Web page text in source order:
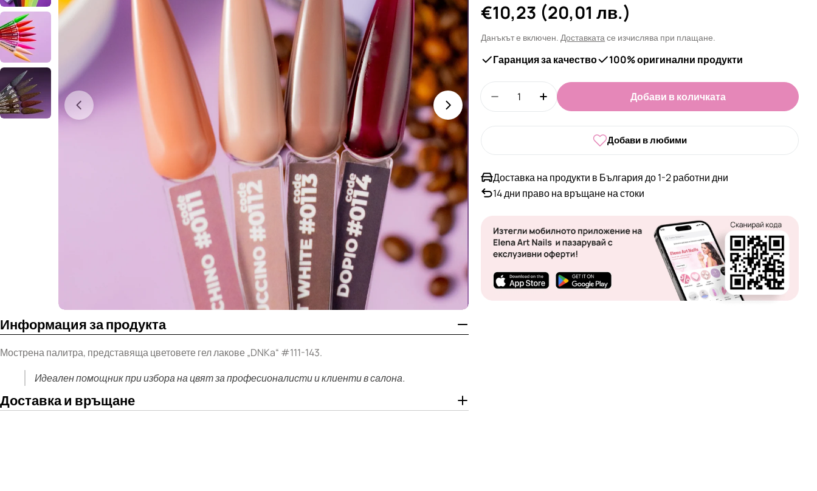
Отвори медия 0 в прозорец Отвори медия 1 в прозорец
Информация за продукта
Мострена палитра, представяща цветовете гел лакове „DNKa“ #111-143.
Идеален помощник при избора на цвят за професионалисти и клиенти в салона.
Доставка и връщане
Редовна
цена
€10,23 (20,01 лв.)
Данъкът е включен.Доставкатасе изчислява при плащане.
Гаранция за качество 100% оригинални продукти
Намали количеството за Палитра гел лакове
Увеличи количеството за Палитра гел лакове
Добави в количката
Добави в любими
Доставка на продукти в България до 1-2 работни дни
14 дни право на връщане на стоки